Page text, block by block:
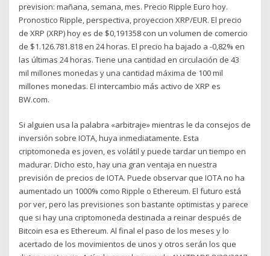
prevision: mañana, semana, mes. Precio Ripple Euro hoy.
Pronostico Ripple, perspectiva, proyeccion XRP/EUR. El precio
de XRP (XRP) hoy es de $0,191358 con un volumen de comercio
de $1.126.781.818 en 24 horas. El precio ha bajado a -0,82% en
las últimas 24 horas. Tiene una cantidad en circulación de 43
mil millones monedas y una cantidad máxima de 100 mil
millones monedas. El intercambio más activo de XRP es
BW.com.
Si alguien usa la palabra «arbitraje» mientras le da consejos de
inversión sobre IOTA, huya inmediatamente. Esta
criptomoneda es joven, es volátil y puede tardar un tiempo en
madurar. Dicho esto, hay una gran ventaja en nuestra
previsión de precios de IOTA. Puede observar que IOTA no ha
aumentado un 1000% como Ripple o Ethereum. El futuro está
por ver, pero las previsiones son bastante optimistas y parece
que si hay una criptomoneda destinada a reinar después de
Bitcoin esa es Ethereum. Al final el paso de los meses y lo
acertado de los movimientos de unos y otros serán los que